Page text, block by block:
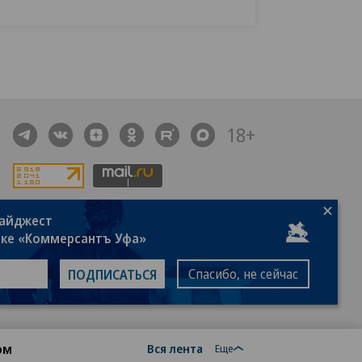
Вся лента Еще
18+
новости компаний, материалы с пометкой
опубликованы на коммерческой основе.
рекомендательные технологии.
Подробнее
«Коммерсантъ Уфа»
ПОДПИСАТЬСЯ Спасибо, не сейчас